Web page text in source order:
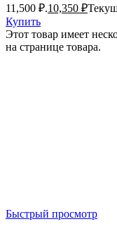
11,500 ₽.10,350 ₽
Купить
Этот товар имеет
на странице товара.
Быстрый просмотр